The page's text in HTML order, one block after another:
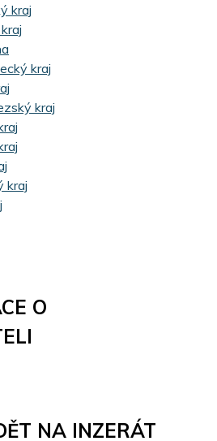
kraj
kraj
kraj
kraj
O
NA INZERÁT